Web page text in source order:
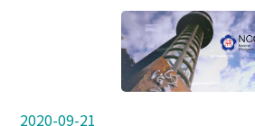
實地學習認證表 認證時數：實地見習、試教、實習、學習
扶助、課業輔導、通過數位教學能
2020-09-21